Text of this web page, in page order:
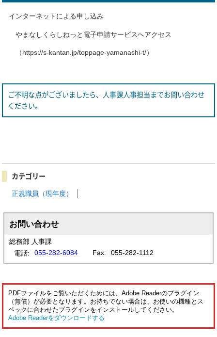
インターネットによる申し込み
やまなしくらしねっと電子申請サービスへアクセス
（https://s-kantan.jp/toppage-yamanashi-t/）
ご不明な点がございましたら、人事課人事担当までお問い合わせ
ください。
カテゴリー
正規職員（現年度）
お問い合わせ
総務部 人事課
電話:
055-282-6084 Fax: 055-282-1112
PDFファイルをご覧いただくためには、Adobe Readerのプラグイン
（無償）が必要となります。お持ちでない場合は、お使いの機種とス
ペックに合わせたプラグインをインストールしてください。
Adobe Readerをダウンロードする